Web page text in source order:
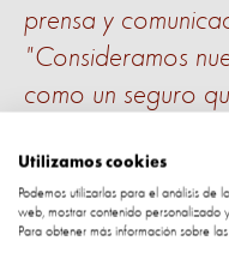
prensa y
"Consideramos
como un seguro
visitantes puedan
forma segura y
exploran las
muchos destinos, y
Utilizamos cookies
Podemos utilizarlas para el análisis de
web, mostrar contenido personalizado
Para obtener más información sobre